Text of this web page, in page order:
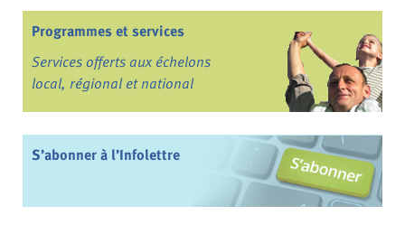
Programmes et services
Services offerts aux échelons
local, régional et national
S’abonner à l’Infolettre